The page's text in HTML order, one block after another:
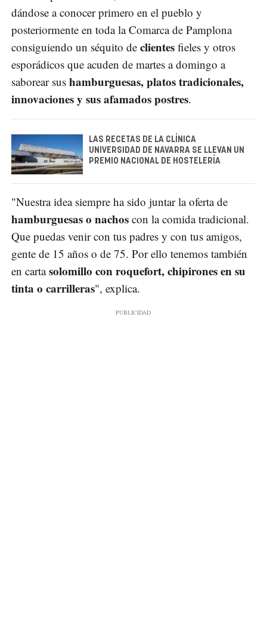
dándose a conocer primero en el pueblo y
posteriormente en toda la Comarca de Pamplona
consiguiendo un séquito de clientes fieles y otros
esporádicos que acuden de martes a domingo a
saborear sus hamburguesas, platos tradicionales,
innovaciones y sus afamados postres.
LAS RECETAS DE LA CLÍNICA
UNIVERSIDAD DE NAVARRA SE LLEVAN UN
PREMIO NACIONAL DE HOSTELERÍA
"Nuestra idea siempre ha sido juntar la oferta de
hamburguesas o nachos con la comida tradicional.
Que puedas venir con tus padres y con tus amigos,
gente de 15 años o de 75. Por ello tenemos también
en cartasolomillo con roquefort, chipirones en su
tinta o carrilleras", explica.